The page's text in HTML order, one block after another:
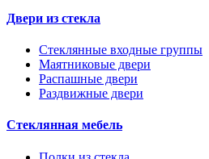
Двери из стекла
Стеклянные входные группы
Маятниковые двери
Распашные двери
Раздвижные двери
Стеклянная мебель